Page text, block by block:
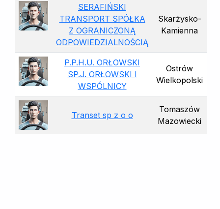
SERAFIŃSKI
TRANSPORT SPÓŁKA
Z OGRANICZONĄ
ODPOWIEDZIALNOŚCIĄ
Skarżysko-
Kamienna
P.P.H.U. ORŁOWSKI
SP.J. ORŁOWSKI I
WSPÓLNICY
Ostrów
Wielkopolski
Transet sp z o o
Tomaszów
Mazowiecki